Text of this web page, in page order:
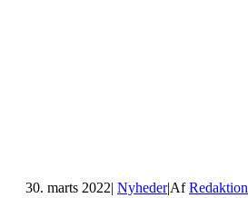
30. marts 2022| Nyheder|AfRedaktion